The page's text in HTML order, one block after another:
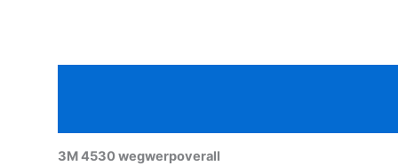
3M 4530 wegwerpoverall